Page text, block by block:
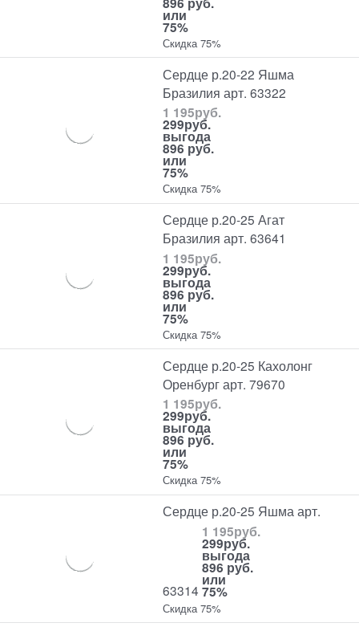
или
75%
Скидка 75%
Сердце р.20-22 Яшма
Бразилия арт. 63322
1 195руб.
299руб.
выгода
896 руб.
или
75%
Скидка 75%
Сердце р.20-25 Агат
Бразилия арт. 63641
1 195руб.
299руб.
выгода
896 руб.
или
75%
Скидка 75%
Сердце р.20-25 Кахолонг
Оренбург арт. 79670
1 195руб.
299руб.
выгода
896 руб.
или
75%
Скидка 75%
Сердце р.20-25 Яшма арт.
63314
1 195руб.
299руб.
выгода
896 руб.
или
75%
Скидка 75%